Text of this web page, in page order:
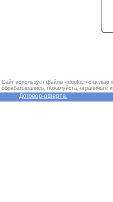
Сайт использует файлы «cookie» с целью
обрабатывались, пожалуйста, ограничьте
Договор-оферта.